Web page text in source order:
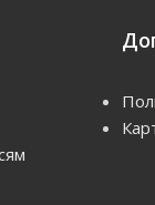
для